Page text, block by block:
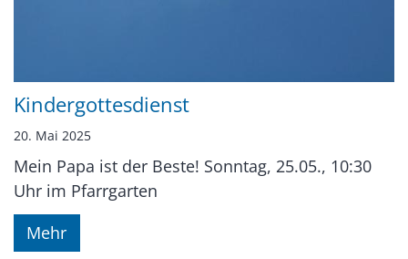
Kindergottesdienst
20. Mai 2025
Mein Papa ist der Beste! Sonntag, 25.05., 10:30
Uhr im Pfarrgarten
Mehr